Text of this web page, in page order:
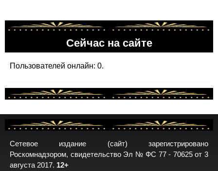
Сейчас на сайте
Пользователей онлайн: 0.
Сетевое издание (сайт) зарегистрировано
Роскомнадзором, свидетельство Эл № ФС 77 - 70625 от 3
августа 2017. 12+